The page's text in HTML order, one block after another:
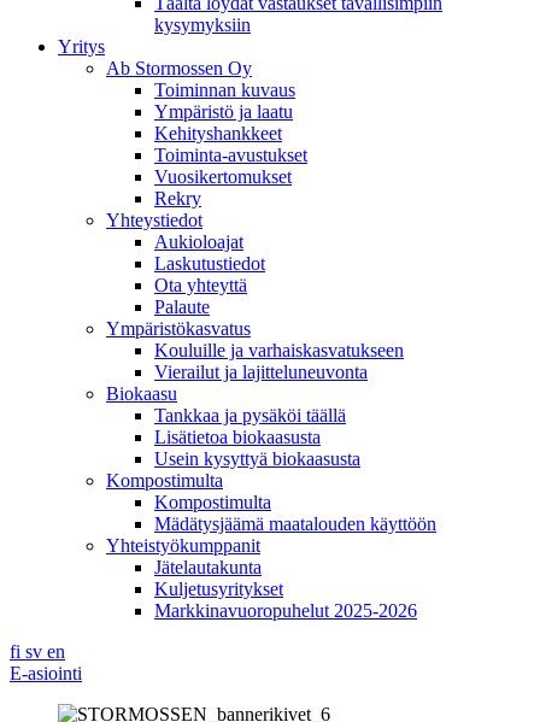
kysymyksiin
Yritys
Ab Stormossen Oy
Toiminnan kuvaus
Ympäristö ja laatu
Kehityshankkeet
Toiminta-avustukset
Vuosikertomukset
Rekry
Yhteystiedot
Aukioloajat
Laskutustiedot
Ota yhteyttä
Palaute
Ympäristökasvatus
Kouluille ja varhaiskasvatukseen
Vierailut ja lajitteluneuvonta
Biokaasu
Tankkaa ja pysäköi täällä
Lisätietoa biokaasusta
Usein kysyttyä biokaasusta
Kompostimulta
Kompostimulta
Mädätysjäämä maatalouden käyttöön
Yhteistyökumppanit
Jätelautakunta
Kuljetusyritykset
Markkinavuoropuhelut 2025-2026
fi sv en
E-asiointi